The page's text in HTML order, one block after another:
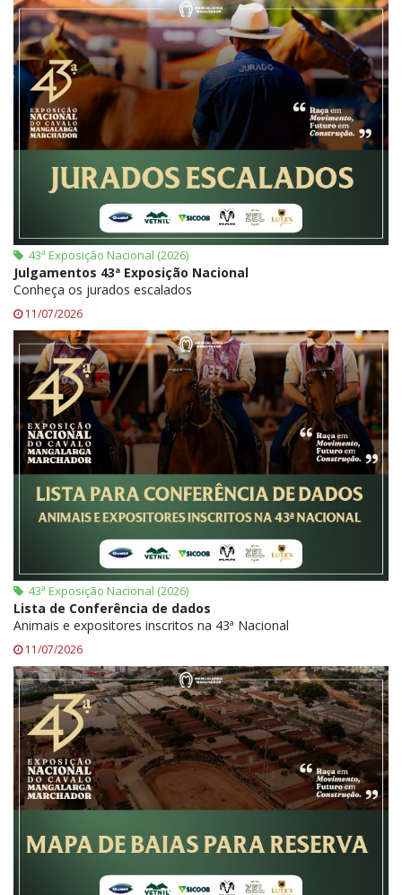
43ª Exposição Nacional (2026)
Julgamentos 43ª Exposição Nacional
Conheça os jurados escalados
11/07/2026
43ª Exposição Nacional (2026)
Lista de Conferência de dados
Animais e expositores inscritos na 43ª Nacional
11/07/2026